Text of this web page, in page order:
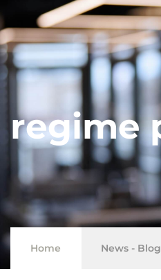
regime
Home News - Blog